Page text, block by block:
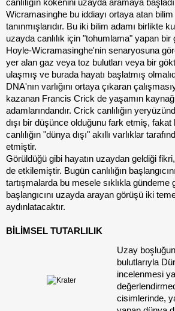
Wicramasinghe bu iddiayı ortaya atan bilim
tanınmışlarıdır. Bu iki bilim adamı birlikte
uzayda canlılık için "tohumlama" yapan
Hoyle-Wicramasinghe'nin senaryosuna
yer alan gaz veya toz bulutları veya bir
ulaşmış ve burada hayatı başlatmış
DNA'nın varlığını ortaya çıkaran
kazanan Francis Crick de yaşamın
adamlarındandır. Crick canlılığın
dışı bir düşünce olduğunu fark etmiş,
canlılığın "dünya dışı" akıllı varlıklar
etmiştir.
Görüldüğü gibi hayatın uzaydan geldiği
de etkilemiştir. Bugün canlılığın
tartışmalarda bu mesele sıklıkla gündeme
başlangıcını uzayda arayan görüşü iki
aydınlatacaktır.
BİLİMSEL TUTARLILIK
Uzay
bulutlarıyla
incelenmesi
cisimlerinde,